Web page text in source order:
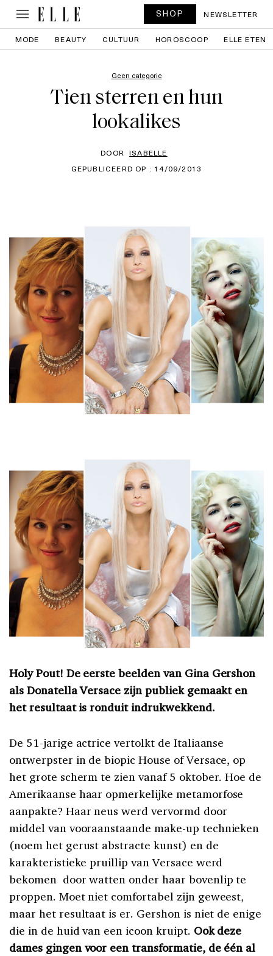
SHOP NEWSLETTER
MODE BEAUTY CULTUUR HOROSCOOP ELLE ETEN
Geen categorie
Tien sterren en hun
lookalikes
DOOR ISABELLE
GEPUBLICEERD OP : 14/09/2013
Holy Pout! De eerste beelden van Gina Gershon
als Donatella Versace zijn publiek gemaakt en
het resultaat is ronduit indrukwekkend.
De 51-jarige actrice vertolkt de Italiaanse
ontwerpster in de biopic House of Versace, op
het grote scherm te zien vanaf 5 oktober. Hoe de
Amerikaanse haar opmerkelijke metamorfose
aanpakte? Haar neus werd vervormd door
middel van vooraanstaande make-up technieken
(noem het gerust abstracte kunst) en de
karakteristieke pruillip van Versace werd
bekomen door watten onder haar bovenlip te
proppen. Moet niet comfortabel zijn geweest,
maar het resultaat is er. Gershon is niet de enige
die in de huid van een icoon kruipt. Ook deze
dames gingen voor een transformatie, de één al